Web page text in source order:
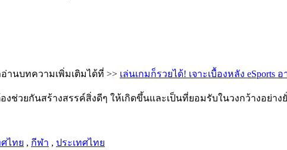
อ่านบทความเพิ่มเติมได้ที่ >> เล่นเกมก็รวยได้! เจาะเบื้องหลัง eSports
องช่วยกันสร้างสรรค์สิ่งดีๆ ให้เกิดขึ้นและเป็นที่ยอมรับในวงกว้างอย่าง
ไทย , กีฬา , ประเทศไทย